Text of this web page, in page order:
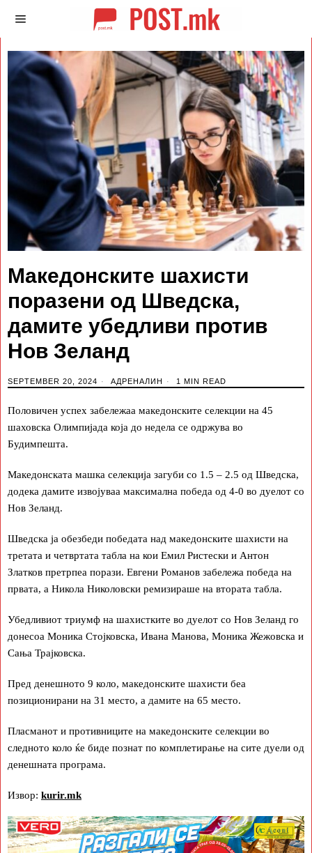
Македонските шахисти
поразени од Шведска,
дамите убедливи против
Нов Зеланд
SEPTEMBER 20, 2024 АДРЕНАЛИН 1 MIN READ
Половичен успех забележаа македонските селекции на 45
шаховска Олимпијада која до недела се одржува во
Будимпешта.
Македонската машка селекција загуби со 1.5 – 2.5 од Шведска,
додека дамите извојуваа максимална победа од 4-0 во дуелот со
Нов Зеланд.
Шведска ја обезбеди победата над македонските шахисти на
третата и четвртата табла на кои Емил Ристески и Антон
Златков претрпеа порази. Евгени Романов забележа победа на
првата, а Никола Николовски ремизираше на втората табла.
Убедливиот триумф на шахистките во дуелот со Нов Зеланд го
донесоа Моника Стојковска, Ивана Манова, Моника Жежовска и
Сања Трајковска.
Пред денешното 9 коло, македонските шахисти беа
позиционирани на 31 место, а дамите на 65 место.
Пласманот и противниците на македонските селекции во
следното коло ќе биде познат по комплетирање на сите дуели од
денешната програма.
Извор: kurir.mk